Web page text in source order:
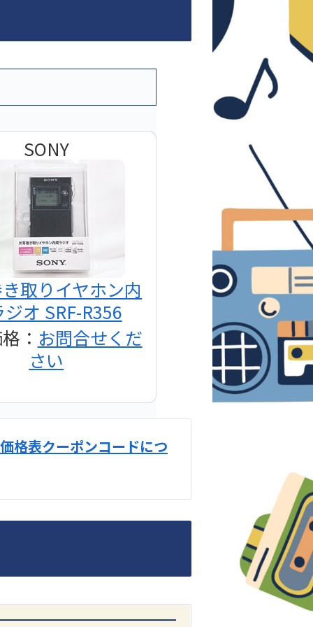
SONY
取りイヤホン内
オ SRF-R356
： お問合せくだ
さい
DENON
プリメイン
格表クーポンコードにつ